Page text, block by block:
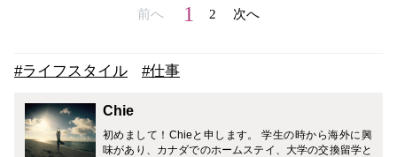
前へ 1 2 次へ
#ライフスタイル #仕事
Chie
初めまして！Chieと申します。 学生の時から海外に興
味があり、カナダでのホームステイ、大学の交換留学と